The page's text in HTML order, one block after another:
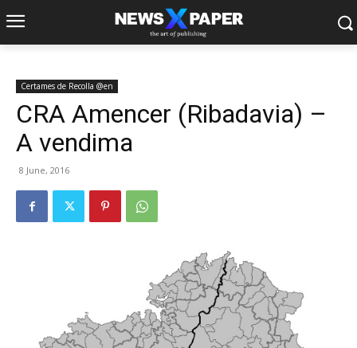
Certames de Recolla @en
CRA Amencer (Ribadavia) –
A vendima
8 June, 2016